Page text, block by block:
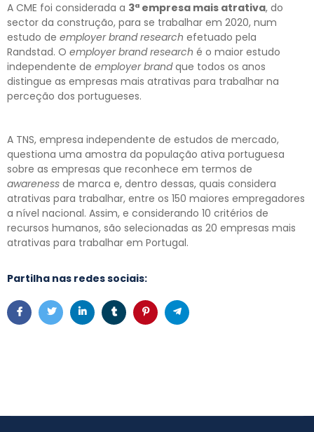
A CME foi considerada a 3ª empresa mais atrativa, do
sector da construção, para se trabalhar em 2020, num
estudo de employer brand research efetuado pela
Randstad. O employer brand research é o maior estudo
independente de employer brandque todos os anos
distingue as empresas mais atrativas para trabalhar na
perceção dos portugueses.
A TNS, empresa independente de estudos de mercado,
questiona uma amostra da população ativa portuguesa
sobre as empresas que reconhece em termos de
awareness de marca e, dentro dessas, quais considera
atrativas para trabalhar, entre os 150 maiores empregadores
a nível nacional. Assim, e considerando 10 critérios de
recursos humanos, são selecionadas as 20 empresas mais
atrativas para trabalhar em Portugal.
Partilha nas redes sociais: